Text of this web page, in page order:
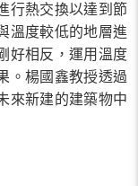
行熱交換以達到節
溫度較低的地層進
好相反，運用溫度
。楊國鑫教授透過
來新建的建築物中